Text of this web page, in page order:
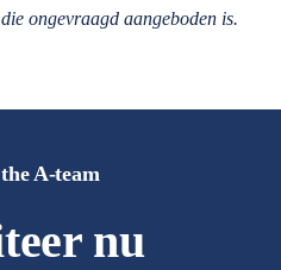
ongevraagd aangeboden is.
nu
A-team